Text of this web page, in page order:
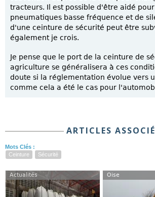
tracteurs. Il est possible d'être aidé
pneumatiques basse fréquence et de
d'une ceinture de sécurité peut être
également je crois.
Je pense que le port de la ceinture de
agriculture se généralisera à ces
doute si la réglementation évolue vers
comme cela a été le cas pour
ARTICLES
Mots Clés :
Ceinture
Sécurité
Actualités Oise